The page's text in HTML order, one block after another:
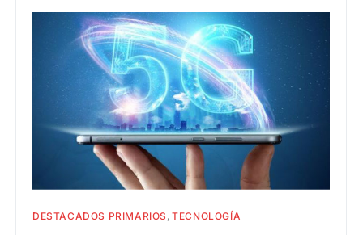
DESTACADOS PRIMARIOS TECNOLOGÍA